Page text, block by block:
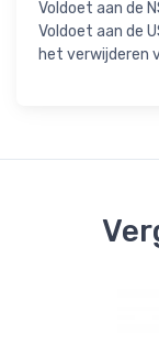
Voldoet aan de
Voldoet aan de
het verwijderen